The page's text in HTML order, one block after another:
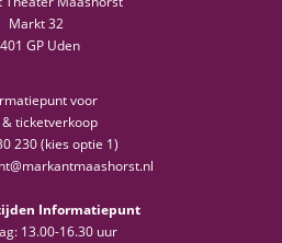
Markt 32
GP Uden
voor
ticketverkoop
230 (kies optie 1)
Informatiepunt
13.00-16.30 uur